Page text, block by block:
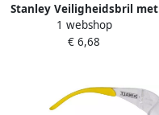
Stanley Veiligheidsbril met
Elastische Hoofdband
SY240-1D EU
1 webshop
€ 6,68